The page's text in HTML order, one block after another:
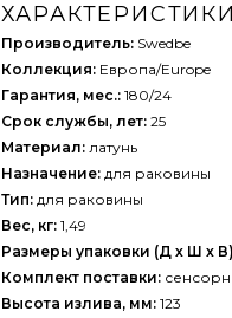
ХАРАКТЕРИСТИКИ
Производитель:Swedbe
Коллекция:Европа/Europe
Гарантия, мес.:180/24
Срок службы, лет:25
Материал:латунь
Назначение:для раковины
Тип:для раковины
Вес, кг:1,49
Размеры упаковки (Д х Ш х
Комплект поставки:
Высота излива, мм:123